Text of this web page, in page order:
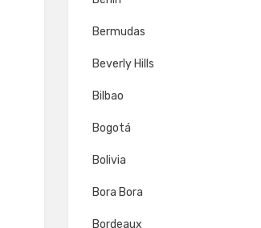
Bermudas
Beverly Hills
Bilbao
Bogotá
Bolivia
Bora Bora
Bordeaux